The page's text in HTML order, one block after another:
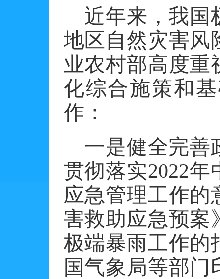
近年来，我国
地区自然灾害风
业农村部高度重
化综合施策和
作：
一是健全完善
贯彻落实2022
应急管理工作的
害救助应急预案
极端暴雨工作的
国气象局等部